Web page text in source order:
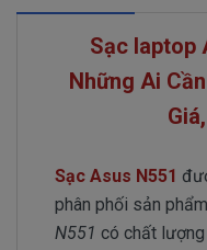
Sạc laptop
Những Ai
Sạc Asus N551
phân phối sản
N551 có chất